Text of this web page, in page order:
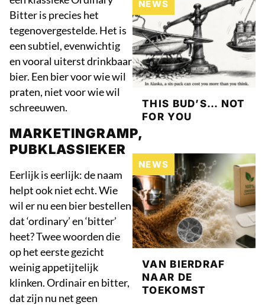
Bitter is precies het
tegenovergestelde. Het is
een subtiel, evenwichtig
en vooral uiterst drinkbaar
bier. Een bier voor wie wil
praten, niet voor wie wil
schreeuwen.
MARKETINGRAMP,
PUBKLASSIEKER
Eerlijk is eerlijk: de naam
helpt ook niet echt. Wie
wil er nu een bier bestellen
dat ‘ordinary’ en ‘bitter’
heet? Twee woorden die
op het eerste gezicht
weinig appetijtelijk
klinken. Ordinair en bitter,
dat zijn nu net geen
NEWS
THIS BUD’S… NOT
FOR YOU
NEWS
VAN BIERDRAF
NAAR DE
TOEKOMST